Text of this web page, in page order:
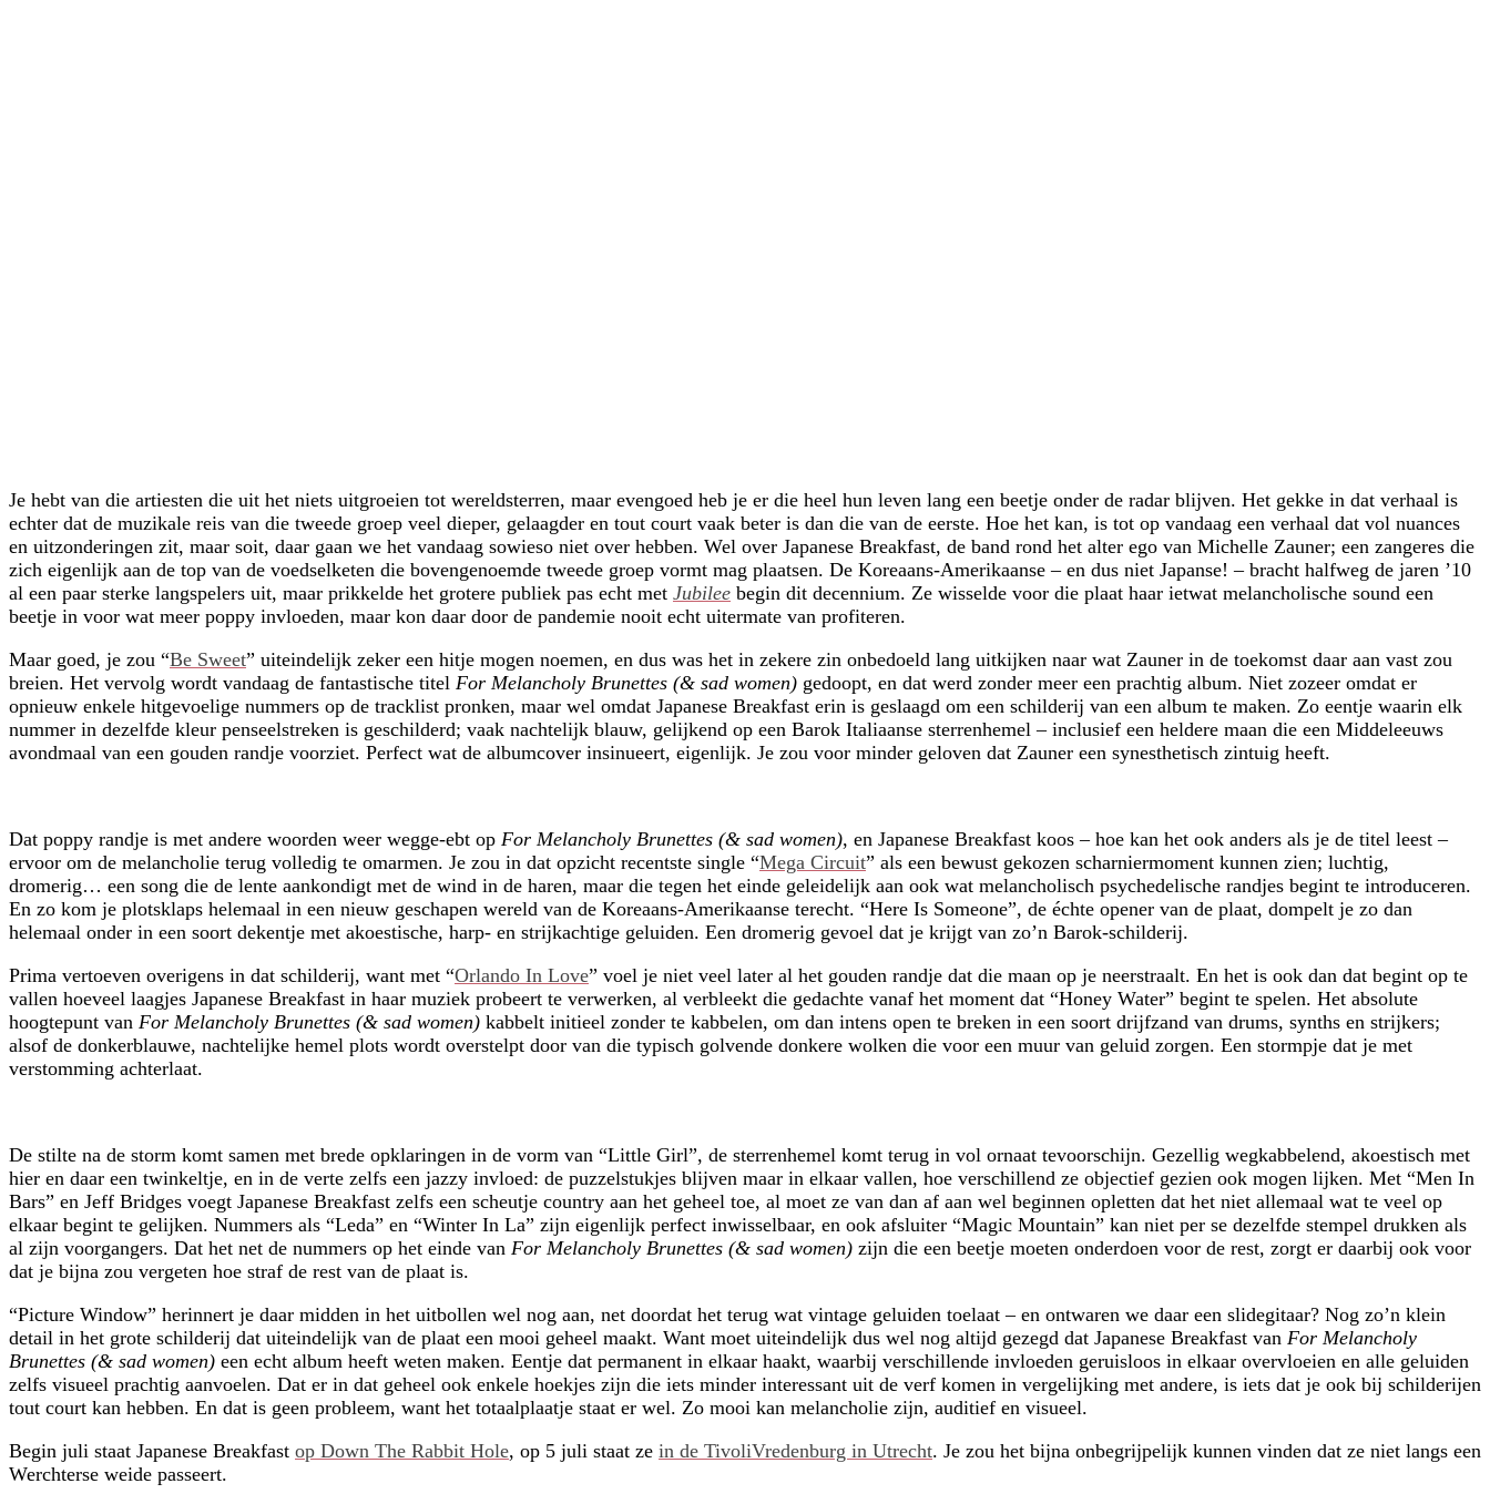
Je hebt van die artiesten die uit het niets uitgroeien tot wereldsterren, maar evengoed heb je er die heel hun leven lang een beetje onder de radar blijven. Het gekke in dat verhaal is
echter dat de muzikale reis van die tweede groep veel dieper, gelaagder en tout court vaak beter is dan die van de eerste. Hoe het kan, is tot op vandaag een verhaal dat vol nuances
en uitzonderingen zit, maar soit, daar gaan we het vandaag sowieso niet over hebben. Wel over Japanese Breakfast, de band rond het alter ego van Michelle Zauner; een zangeres die
zich eigenlijk aan de top van de voedselketen die bovengenoemde tweede groep vormt mag plaatsen. De Koreaans-Amerikaanse – en dus niet Japanse! – bracht halfweg de jaren ’10
al een paar sterke langspelers uit, maar prikkelde het grotere publiek pas echt met Jubilee begin dit decennium. Ze wisselde voor die plaat haar ietwat melancholische sound een
beetje in voor wat meer poppy invloeden, maar kon daar door de pandemie nooit echt uitermate van profiteren.
Maar goed, je zou “Be Sweet” uiteindelijk zeker een hitje mogen noemen, en dus was het in zekere zin onbedoeld lang uitkijken naar wat Zauner in de toekomst daar aan vast zou
breien. Het vervolg wordt vandaag de fantastische titel For Melancholy Brunettes (& sad women) gedoopt, en dat werd zonder meer een prachtig album. Niet zozeer omdat er
opnieuw enkele hitgevoelige nummers op de tracklist pronken, maar wel omdat Japanese Breakfast erin is geslaagd om een schilderij van een album te maken. Zo eentje waarin elk
nummer in dezelfde kleur penseelstreken is geschilderd; vaak nachtelijk blauw, gelijkend op een Barok Italiaanse sterrenhemel – inclusief een heldere maan die een Middeleeuws
avondmaal van een gouden randje voorziet. Perfect wat de albumcover insinueert, eigenlijk. Je zou voor minder geloven dat Zauner een synesthetisch zintuig heeft.
Dat poppy randje is met andere woorden weer wegge-ebt op For Melancholy Brunettes (& sad women), en Japanese Breakfast koos – hoe kan het ook anders als je de titel leest –
ervoor om de melancholie terug volledig te omarmen. Je zou in dat opzicht recentste single “Mega Circuit” als een bewust gekozen scharniermoment kunnen zien; luchtig,
dromerig… een song die de lente aankondigt met de wind in de haren, maar die tegen het einde geleidelijk aan ook wat melancholisch psychedelische randjes begint te introduceren.
En zo kom je plotsklaps helemaal in een nieuw geschapen wereld van de Koreaans-Amerikaanse terecht. “Here Is Someone”, de échte opener van de plaat, dompelt je zo dan
helemaal onder in een soort dekentje met akoestische, harp- en strijkachtige geluiden. Een dromerig gevoel dat je krijgt van zo’n Barok-schilderij.
Prima vertoeven overigens in dat schilderij, want met “Orlando In Love” voel je niet veel later al het gouden randje dat die maan op je neerstraalt. En het is ook dan dat begint op te
vallen hoeveel laagjes Japanese Breakfast in haar muziek probeert te verwerken, al verbleekt die gedachte vanaf het moment dat “Honey Water” begint te spelen. Het absolute
hoogtepunt van For Melancholy Brunettes (& sad women) kabbelt initieel zonder te kabbelen, om dan intens open te breken in een soort drijfzand van drums, synths en strijkers;
alsof de donkerblauwe, nachtelijke hemel plots wordt overstelpt door van die typisch golvende donkere wolken die voor een muur van geluid zorgen. Een stormpje dat je met
verstomming achterlaat.
De stilte na de storm komt samen met brede opklaringen in de vorm van “Little Girl”, de sterrenhemel komt terug in vol ornaat tevoorschijn. Gezellig wegkabbelend, akoestisch met
hier en daar een twinkeltje, en in de verte zelfs een jazzy invloed: de puzzelstukjes blijven maar in elkaar vallen, hoe verschillend ze objectief gezien ook mogen lijken. Met “Men In
Bars” en Jeff Bridges voegt Japanese Breakfast zelfs een scheutje country aan het geheel toe, al moet ze van dan af aan wel beginnen opletten dat het niet allemaal wat te veel op
elkaar begint te gelijken. Nummers als “Leda” en “Winter In La” zijn eigenlijk perfect inwisselbaar, en ook afsluiter “Magic Mountain” kan niet per se dezelfde stempel drukken als
al zijn voorgangers. Dat het net de nummers op het einde van For Melancholy Brunettes (& sad women) zijn die een beetje moeten onderdoen voor de rest, zorgt er daarbij ook voor
dat je bijna zou vergeten hoe straf de rest van de plaat is.
“Picture Window” herinnert je daar midden in het uitbollen wel nog aan, net doordat het terug wat vintage geluiden toelaat – en ontwaren we daar een slidegitaar? Nog zo’n klein
detail in het grote schilderij dat uiteindelijk van de plaat een mooi geheel maakt. Want moet uiteindelijk dus wel nog altijd gezegd dat Japanese Breakfast van For Melancholy
Brunettes (& sad women) een echt album heeft weten maken. Eentje dat permanent in elkaar haakt, waarbij verschillende invloeden geruisloos in elkaar overvloeien en alle geluiden
zelfs visueel prachtig aanvoelen. Dat er in dat geheel ook enkele hoekjes zijn die iets minder interessant uit de verf komen in vergelijking met andere, is iets dat je ook bij schilderijen
tout court kan hebben. En dat is geen probleem, want het totaalplaatje staat er wel. Zo mooi kan melancholie zijn, auditief en visueel.
Begin juli staat Japanese Breakfast op Down The Rabbit Hole, op 5 juli staat ze in de TivoliVredenburg in Utrecht. Je zou het bijna onbegrijpelijk kunnen vinden dat ze niet langs een
Werchterse weide passeert.